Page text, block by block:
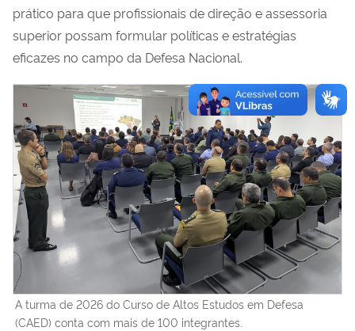
prático para que profissionais de direção e assessoria
superior possam formular políticas e estratégias
eficazes no campo da Defesa Nacional.
A turma de 2026 do Curso de Altos Estudos em Defesa
(CAED) conta com mais de 100 integrantes.